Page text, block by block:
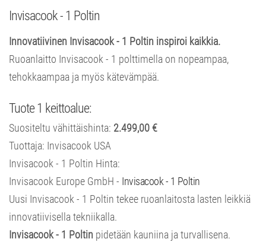
Invisacook - 1 Poltin
Innovatiivinen Invisacook - 1 Poltin inspiroi kaikkia.
Ruoanlaitto Invisacook - 1 polttimella on nopeampaa,
tehokkaampaa ja myös kätevämpää.
Tuote 1 keittoalue:
Suositeltu vähittäishinta: 2.499,00 €
Tuottaja: Invisacook USA
Invisacook - 1 Poltin Hinta:
Invisacook Europe GmbH - Invisacook - 1 Poltin
Uusi Invisacook - 1 Poltin tekee ruoanlaitosta lasten leikkiä
innovatiivisella tekniikalla.
Invisacook - 1 Poltin pidetään kauniina ja turvallisena.